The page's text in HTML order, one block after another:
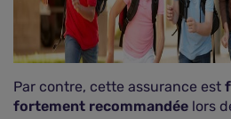
Par contre, cette assurance est
fortement recommandée lors